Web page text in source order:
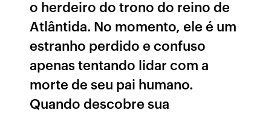
o herdeiro do trono do reino de
Atlântida. No momento, ele é um
estranho perdido e confuso
apenas tentando lidar com a
morte de seu pai humano.
Quando descobre sua